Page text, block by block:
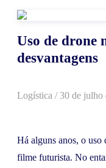
Uso de drone
desvantagens
Logística / 30 de julho
Há alguns anos, o uso
filme futurista. No